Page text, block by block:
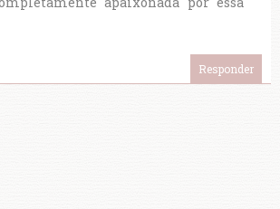
Responder